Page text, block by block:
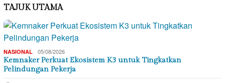
TAJUK UTAMA
NASIONAL 05/08/2026
Kemnaker Perkuat Ekosistem K3 untuk Tingkatkan
Pelindungan Pekerja